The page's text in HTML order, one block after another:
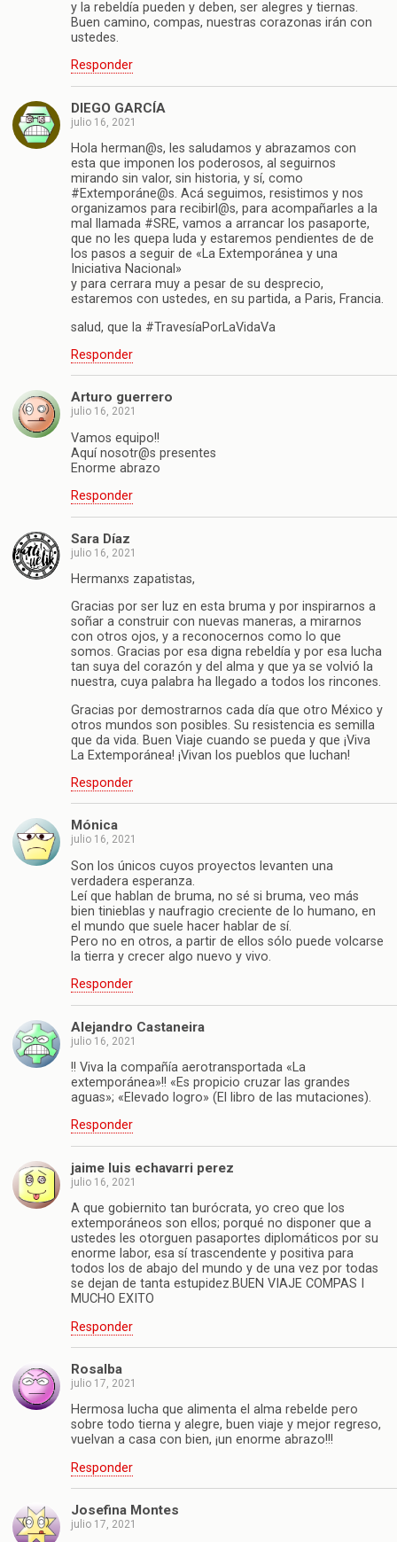
y la rebeldía pueden y deben, ser alegres y tiernas.
Buen camino, compas, nuestras corazonas irán con
ustedes.
Responder
DIEGO GARCÍA
julio 16, 2021
Hola herman@s, les saludamos y abrazamos con
esta que imponen los poderosos, al seguirnos
mirando sin valor, sin historia, y sí, como
#Extemporáne@s. Acá seguimos, resistimos y nos
organizamos para recibirl@s, para acompañarles a la
mal llamada #SRE, vamos a arrancar los pasaporte,
que no les quepa luda y estaremos pendientes de de
los pasos a seguir de «La Extemporánea y una
Iniciativa Nacional»
y para cerrara muy a pesar de su desprecio,
estaremos con ustedes, en su partida, a Paris, Francia.
salud, que la #TravesíaPorLaVidaVa
Responder
Arturo guerrero
julio 16, 2021
Vamos equipo!!
Aquí nosotr@s presentes
Enorme abrazo
Responder
Sara Díaz
julio 16, 2021
Hermanxs zapatistas,
Gracias por ser luz en esta bruma y por inspirarnos a
soñar a construir con nuevas maneras, a mirarnos
con otros ojos, y a reconocernos como lo que
somos. Gracias por esa digna rebeldía y por esa lucha
tan suya del corazón y del alma y que ya se volvió la
nuestra, cuya palabra ha llegado a todos los rincones.
Gracias por demostrarnos cada día que otro México y
otros mundos son posibles. Su resistencia es semilla
que da vida. Buen Viaje cuando se pueda y que ¡Viva
La Extemporánea! ¡Vivan los pueblos que luchan!
Responder
Mónica
julio 16, 2021
Son los únicos cuyos proyectos levanten una
verdadera esperanza.
Leí que hablan de bruma, no sé si bruma, veo más
bien tinieblas y naufragio creciente de lo humano, en
el mundo que suele hacer hablar de sí.
Pero no en otros, a partir de ellos sólo puede volcarse
la tierra y crecer algo nuevo y vivo.
Responder
Alejandro Castaneira
julio 16, 2021
!! Viva la compañía aerotransportada «La
extemporánea»!! «Es propicio cruzar las grandes
aguas»; «Elevado logro» (El libro de las mutaciones).
Responder
jaime luis echavarri perez
julio 16, 2021
A que gobiernito tan burócrata, yo creo que los
extemporáneos son ellos; porqué no disponer que a
ustedes les otorguen pasaportes diplomáticos por su
enorme labor, esa sí trascendente y positiva para
todos los de abajo del mundo y de una vez por todas
se dejan de tanta estupidez.BUEN VIAJE COMPAS I
MUCHO EXITO
Responder
Rosalba
julio 17, 2021
Hermosa lucha que alimenta el alma rebelde pero
sobre todo tierna y alegre, buen viaje y mejor regreso,
vuelvan a casa con bien, ¡un enorme abrazo!!!
Responder
Josefina Montes
julio 17, 2021